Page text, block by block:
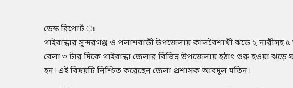
ডেস্ক রিপোর্ট ঃ
গাইবান্ধার সুন্দরগঞ্জ ও পলাশবাড়ী উপজেলায় কালবৈশাখী ঝড়ে ২ নারীসহ
বেলা ৩ টার দিকে গাইবান্ধা জেলার বিভিন্ন উপজেলায় হঠাৎ শুরু হওয়া
হন। এই বিষয়টি নিশ্চিত করেছেন জেলা প্রশাসক আবদুল মতিন।